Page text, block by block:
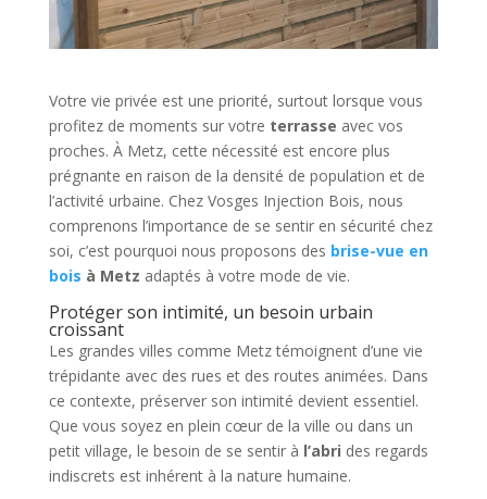
Votre vie privée est une priorité, surtout lorsque vous
profitez de moments sur votre terrasse avec vos
proches. À Metz, cette nécessité est encore plus
prégnante en raison de la densité de population et de
l’activité urbaine. Chez Vosges Injection Bois, nous
comprenons l’importance de se sentir en sécurité chez
soi, c’est pourquoi nous proposons des brise-vue en
bois à Metz adaptés à votre mode de vie.
Protéger son intimité, un besoin urbain
croissant
Les grandes villes comme Metz témoignent d’une vie
trépidante avec des rues et des routes animées. Dans
ce contexte, préserver son intimité devient essentiel.
Que vous soyez en plein cœur de la ville ou dans un
petit village, le besoin de se sentir à l’abri des regards
indiscrets est inhérent à la nature humaine.